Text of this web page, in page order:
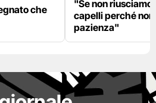
che
"Se non riusciamo
capelli perché
pazienza"